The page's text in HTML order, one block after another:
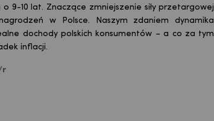
9-10 lat. Znaczące zmniejszenie siły przetargowej
w Polsce. Naszym zdaniem dynamika
dochody polskich konsumentów – a co za tym
inflacji.
r